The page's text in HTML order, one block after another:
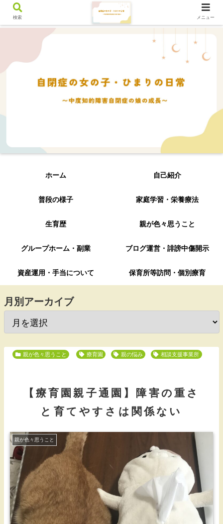
ホーム 自己紹介
普段の様子 家庭学習・栄養療法
生育歴 親が色々思うこと
グループホーム・副業 ブログ運営・誹謗中傷開示
資産運用・手当について 保育所等訪問・個別療育
月別アーカイブ
親が色々思うこと 療育園 親の悩み 相談支援事業所
【療育園親子通園】障害の重さ
と育てやすさは関係ない
親が色々思うこと
検索 メニュー